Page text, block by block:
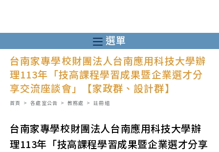
至
主
內
選單
台南家專學校財團法人台南應用科技大學辦
理113年「技高課程學習成果暨企業選才分
享交流座談會」【家政群、設計群】
首頁 > 各處室公告 > 教務處 > 註冊組
台南家專學校財團法人台南應用科技大學辦
理113年「技高課程學習成果暨企業選才分享